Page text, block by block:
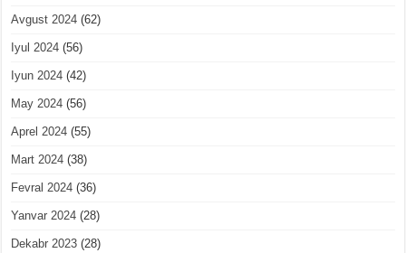
Avgust 2024 (62)
Iyul 2024 (56)
Iyun 2024 (42)
May 2024 (56)
Aprel 2024 (55)
Mart 2024 (38)
Fevral 2024 (36)
Yanvar 2024 (28)
Dekabr 2023 (28)